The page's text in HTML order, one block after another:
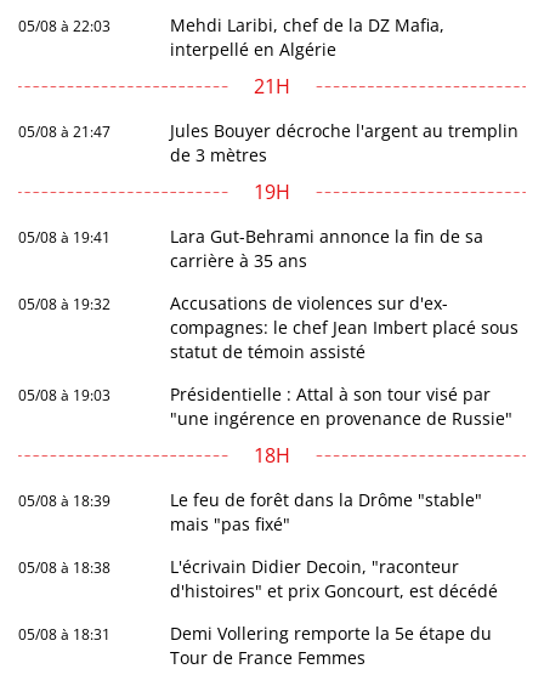
05/08 à 22:03
Mehdi Laribi, chef de la DZ Mafia,
interpellé en Algérie
21H
05/08 à 21:47
Jules Bouyer décroche l'argent au tremplin
de 3 mètres
19H
05/08 à 19:41
Lara Gut-Behrami annonce la fin de sa
carrière à 35 ans
05/08 à 19:32
Accusations de violences sur d'ex-
compagnes: le chef Jean Imbert placé sous
statut de témoin assisté
05/08 à 19:03
Présidentielle : Attal à son tour visé par
"une ingérence en provenance de Russie"
18H
05/08 à 18:39
Le feu de forêt dans la Drôme "stable"
mais "pas fixé"
05/08 à 18:38
L'écrivain Didier Decoin, "raconteur
d'histoires" et prix Goncourt, est décédé
05/08 à 18:31
Demi Vollering remporte la 5e étape du
Tour de France Femmes